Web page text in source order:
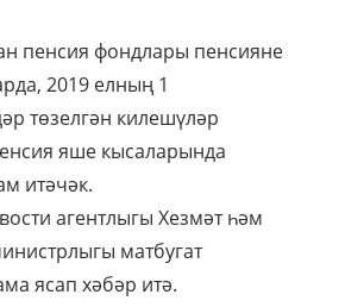
пенсия фондлары пенсияне
2019 елның 1
төзелгән килешүләр
яше кысаларында
итәчәк.
агентлыгы Хезмәт һәм
матбугат
ясап хәбәр итә.